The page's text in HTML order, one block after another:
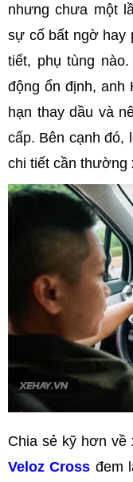
nhưng chưa một
sự cố bất ngờ hay
tiết, phụ tùng
động ổn định, anh
hạn thay dầu và
cấp. Bên cạnh đó,
chi tiết cần thường
Chia sẻ kỹ hơn
Veloz Cross đem